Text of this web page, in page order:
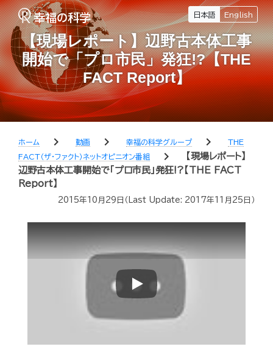
日本語 English
【現場レポート】辺野古本体工事
開始で「プロ市民」発狂!?【THE
FACT Report】
ホーム chevron_right 動画 chevron_right 幸福の科学グループ chevron_right
THE
FACT（ザ・ファクト）ネットオピニオン番組
chevron_right
【現場レポート】
辺野古本体工事開始で「プロ市民」発狂!?【THE FACT
Report】
2015年10月29日 （Last Update: 2017年11月25日 ）
Play